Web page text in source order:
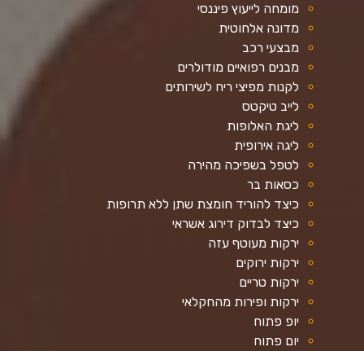
מומחה לייעוץ פיננסי
מדונה אלחוטית
מבצעי רכב
מבנים רפואיים מודולרים
לקנות מפיצי ריח לשירותים
לייב טיקטס
ליגת האלופות
ליגה אירופית
לטפל בשפיכה מהירה
כסאות בר
כיצד להוריד חומצת שתן ללא תרופות
כיצד לבדוק דירוג אשראי
ירקות מעוטף עזה
ירקות ירוקים
ירקות טריים
ירקות ופירות מהחקלאי
יופ פתוח
יום פתוח